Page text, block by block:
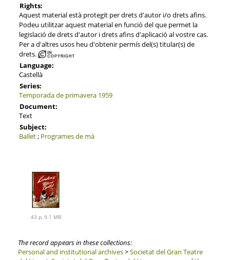
Rights:
Aquest material està protegit per drets d'autor i/o drets afins.
Podeu utilitzar aquest material en funció del que permet la
legislació de drets d'autor i drets afins d'aplicació al vostre cas.
Per a d'altres usos heu d'obtenir permís del(s) titular(s) de
drets.
Language:
Castellà
Series:
Temporada de primavera 1959
Document:
Text
Subject:
Ballet; Programes de mà
43 p, 9.1 MB
The record appears in these collections:
Personal and institutional archives>Societat del Gran Teatre